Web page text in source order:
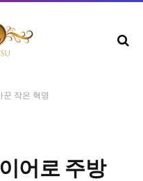
작은 혁명
어로 주방